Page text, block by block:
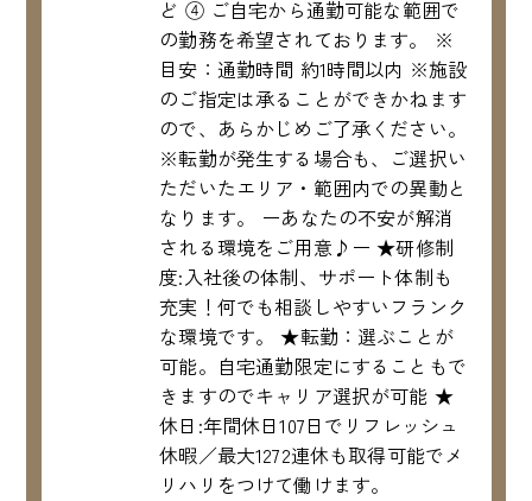
ど ④ ご自宅から通勤可能な範囲で
の勤務を希望されております。 ※
目安：通勤時間 約1時間以内 ※施設
のご指定は承ることができかねます
ので、あらかじめご了承ください。
※転勤が発生する場合も、ご選択い
ただいたエリア・範囲内での異動と
なります。 ーあなたの不安が解消
される環境をご用意♪ー ★研修制
度:入社後の体制、サポート体制も
充実！何でも相談しやすいフランク
な環境です。 ★転勤：選ぶことが
可能。自宅通勤限定にすることもで
きますのでキャリア選択が可能 ★
休日:年間休日107日でリフレッシュ
休暇／最大1272連休も取得可能でメ
リハリをつけて働けます。